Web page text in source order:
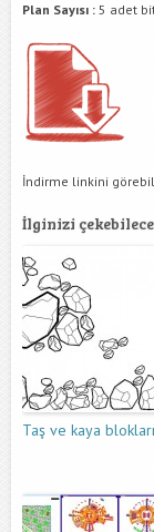
Plan Sayısı : 5 adet
İndirme linkini
İlginizi
Taş ve kaya blokları